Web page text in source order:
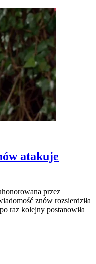
atakuje
przez
znów rozsierdziła
raz kolejny postanowiła